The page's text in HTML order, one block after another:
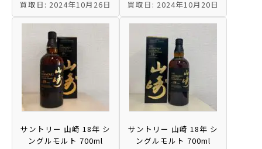
買取日: 2024年10月26日 買取日: 2024年10月20日
サントリー 山崎 18年 シ
ングルモルト 700ml
サントリー 山崎 18年 シ
ングルモルト 700ml